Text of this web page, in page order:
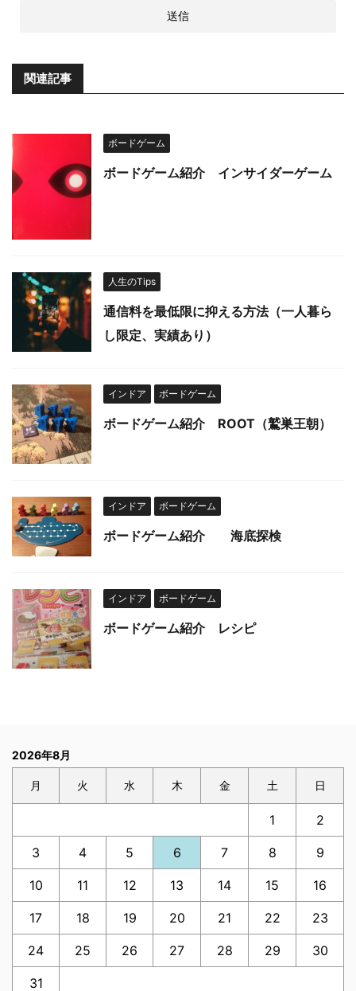
関連記事
ボードゲーム
ボードゲーム紹介 インサイダーゲーム
人生のTips
通信料を最低限に抑える方法（一人暮ら
し限定、実績あり）
インドア ボードゲーム
ボードゲーム紹介 ROOT（鷲巣王朝）
インドア ボードゲーム
ボードゲーム紹介 海底探検
インドア ボードゲーム
ボードゲーム紹介 レシピ
2026年8月
月 火 水 木 金 土 日
1 2
3 4 5 6 7 8 9
10 11 12 13 14 15 16
17 18 19 20 21 22 23
24 25 26 27 28 29 30
31